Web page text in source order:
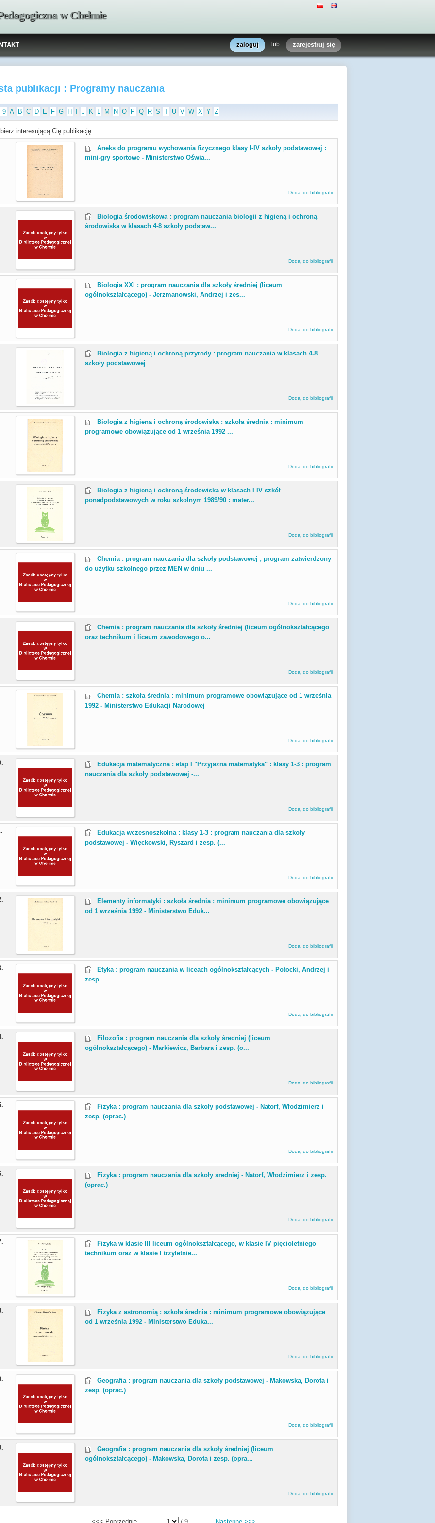
w Chełmie
zaloguj lub zarejestruj się
publikacji : Programy nauczania
9 A B C D E F G H J K L M N O P Q R S T U V W X Y Z
interesującą Cię publikację:
Aneks do programu wychowania fizycznego klasy I-IV szkoły podstawowej :
mini-gry sportowe - Ministerstwo Oświa...
Dodaj do bibliografii
Biologia środowiskowa : program nauczania biologii z higieną i ochroną
środowiska w klasach 4-8 szkoły podstaw...
Dodaj do bibliografii
Biologia XXI : program nauczania dla szkoły średniej (liceum
ogólnokształcącego) - Jerzmanowski, Andrzej i zes...
Dodaj do bibliografii
Biologia z higieną i ochroną przyrody : program nauczania w klasach 4-8
szkoły podstawowej
Dodaj do bibliografii
Biologia z higieną i ochroną środowiska : szkoła średnia : minimum
programowe obowiązujące od 1 września 1992 ...
Dodaj do bibliografii
Biologia z higieną i ochroną środowiska w klasach I-IV szkół
ponadpodstawowych w roku szkolnym 1989/90 : mater...
Dodaj do bibliografii
Chemia : program nauczania dla szkoły podstawowej ; program zatwierdzony
do użytku szkolnego przez MEN w dniu ...
Dodaj do bibliografii
Chemia : program nauczania dla szkoły średniej (liceum ogólnokształcącego
oraz technikum i liceum zawodowego o...
Dodaj do bibliografii
Chemia : szkoła średnia : minimum programowe obowiązujące od 1 września
1992 - Ministerstwo Edukacji Narodowej
Dodaj do bibliografii
Edukacja matematyczna : etap I "Przyjazna matematyka" : klasy 1-3 : program
nauczania dla szkoły podstawowej -...
Dodaj do bibliografii
Edukacja wczesnoszkolna : klasy 1-3 : program nauczania dla szkoły
podstawowej - Więckowski, Ryszard i zesp. (...
Dodaj do bibliografii
Elementy informatyki : szkoła średnia : minimum programowe obowiązujące
od 1 września 1992 - Ministerstwo Eduk...
Dodaj do bibliografii
Etyka : program nauczania w liceach ogólnokształcących - Potocki, Andrzej i
zesp.
Dodaj do bibliografii
Filozofia : program nauczania dla szkoły średniej (liceum
ogólnokształcącego) - Markiewicz, Barbara i zesp. (o...
Dodaj do bibliografii
Fizyka : program nauczania dla szkoły podstawowej - Natorf, Włodzimierz i
zesp. (oprac.)
Dodaj do bibliografii
Fizyka : program nauczania dla szkoły średniej - Natorf, Włodzimierz i zesp.
(oprac.)
Dodaj do bibliografii
Fizyka w klasie III liceum ogólnokształcącego, w klasie IV pięcioletniego
technikum oraz w klasie I trzyletnie...
Dodaj do bibliografii
Fizyka z astronomią : szkoła średnia : minimum programowe obowiązujące
od 1 września 1992 - Ministerstwo Eduka...
Dodaj do bibliografii
Geografia : program nauczania dla szkoły podstawowej - Makowska, Dorota i
zesp. (oprac.)
Dodaj do bibliografii
Geografia : program nauczania dla szkoły średniej (liceum
ogólnokształcącego) - Makowska, Dorota i zesp. (opra...
Dodaj do bibliografii
<<< Poprzednie / 9 Następne >>>